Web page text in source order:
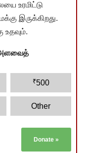
உரமிட்டு
இருக்கிறது.
₹500
Other
Donate »